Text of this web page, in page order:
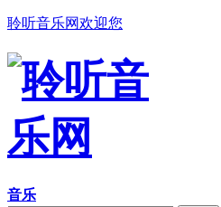
聆听音乐网欢迎您
音乐